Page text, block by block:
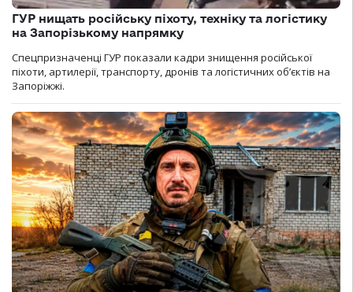
ГУР нищать російську піхоту, техніку та логістику
на Запорізькому напрямку
Спецпризначенці ГУР показали кадри знищення російської
піхоти, артилерії, транспорту, дронів та логістичних об’єктів на
Запоріжжі.